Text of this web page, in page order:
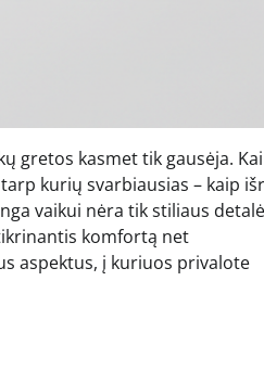
gretos kasmet tik gausėja. Kai
kurių svarbiausias – kaip
vaikui nėra tik stiliaus
komfortą net
aspektus, į kuriuos privalote